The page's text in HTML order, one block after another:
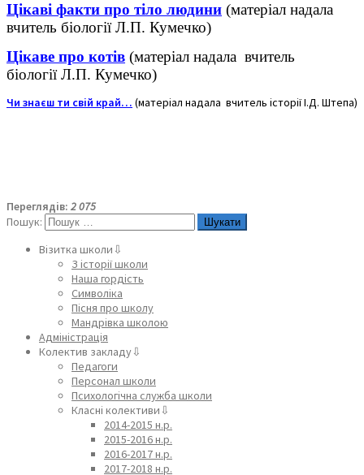
Цікаві факти про тіло людини (матеріал надала
вчитель біології Л.П. Кумечко)
Цікаве про котів (матеріал надала вчитель
біології Л.П. Кумечко)
Чи знаєш ти свій край… (матеріал надала вчитель історії І.Д. Штепа)
Переглядів: 2 075
Пошук:
Візитка школи⇩
З історії школи
Наша гордість
Символіка
Пісня про школу
Мандрівка школою
Адміністрація
Колектив закладу⇩
Педагоги
Персонал школи
Психологічна служба школи
Класні колективи⇩
2014-2015 н.р.
2015-2016 н.р.
2016-2017 н.р.
2017-2018 н.р.